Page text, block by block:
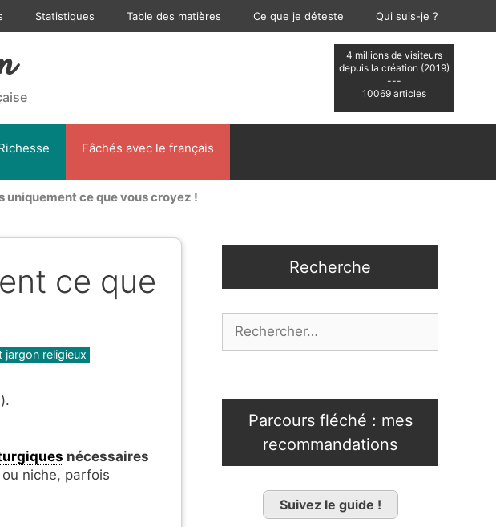
Statistiques Table des matières Ce que je déteste Qui suis-je ?
4 millions de visiteurs
depuis la création (2019)
---
10069 articles
Fâchés avec le français
uniquement ce que vous croyez !
ce que
jargon religieux
nécessaires
niche, parfois
Recherche
Parcours fléché : mes
recommandations
Suivez le guide !